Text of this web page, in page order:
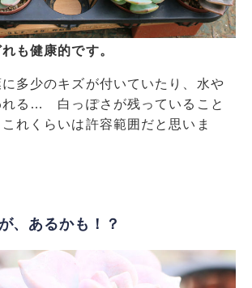
も健康的です。
多少のキズが付いていたり、水や
れる… 白っぽさが残っていること
れくらいは許容範囲だと思いま
あるかも！？